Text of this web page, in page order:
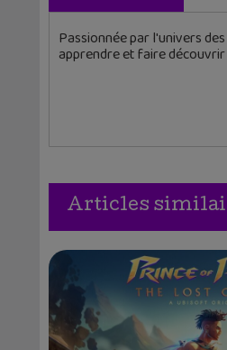
Passionnée par l'univers
apprendre et faire découvrir
Articles